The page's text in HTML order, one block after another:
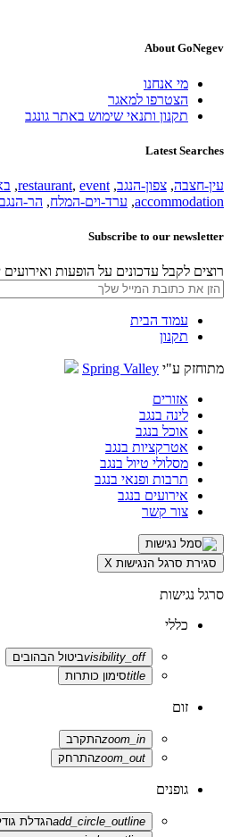
About GoNegev
מי אנחנו
הצטרפו למאגר
תקנון ותנאי שימוש באתר גונגב
Latest Searches
עין-חצבה, צפון-הנגב,
restaurant, event
,
accommodation
, ערד-וים-המלח, הר-הנגב
Subscribe to our newsletter
רוצים לקבל עדכונים על הופעות
עמוד הבית
תקנון
מתוחזק ע"י Spring Valley
אזורים
לינה בנגב
אוכל בנגב
אטרקציות בנגב
מסלולי טיול בנגב
תרבות ופנאי בנגב
אירועים בנגב
צור קשר
סגירת סרגל הנגישות X
סרגל נגישות
כללי
visibility_offביטול הבהובים
titleסימון כותרות
זום
zoom_inהתקרב
zoom_outהתרחק
גופנים
add_circle_outlineהגדלת